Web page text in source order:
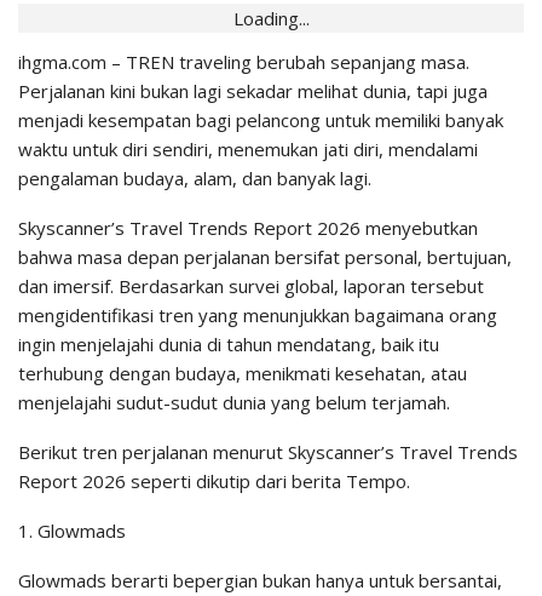
Loading...
ihgma.com – TREN traveling berubah sepanjang masa.
Perjalanan kini bukan lagi sekadar melihat dunia, tapi juga
menjadi kesempatan bagi pelancong untuk memiliki banyak
waktu untuk diri sendiri, menemukan jati diri, mendalami
pengalaman budaya, alam, dan banyak lagi.
Skyscanner’s Travel Trends Report 2026 menyebutkan
bahwa masa depan perjalanan bersifat personal, bertujuan,
dan imersif. Berdasarkan survei global, laporan tersebut
mengidentifikasi tren yang menunjukkan bagaimana orang
ingin menjelajahi dunia di tahun mendatang, baik itu
terhubung dengan budaya, menikmati kesehatan, atau
menjelajahi sudut-sudut dunia yang belum terjamah.
Berikut tren perjalanan menurut Skyscanner’s Travel Trends
Report 2026 seperti dikutip dari berita Tempo.
1. Glowmads
Glowmads berarti bepergian bukan hanya untuk bersantai,